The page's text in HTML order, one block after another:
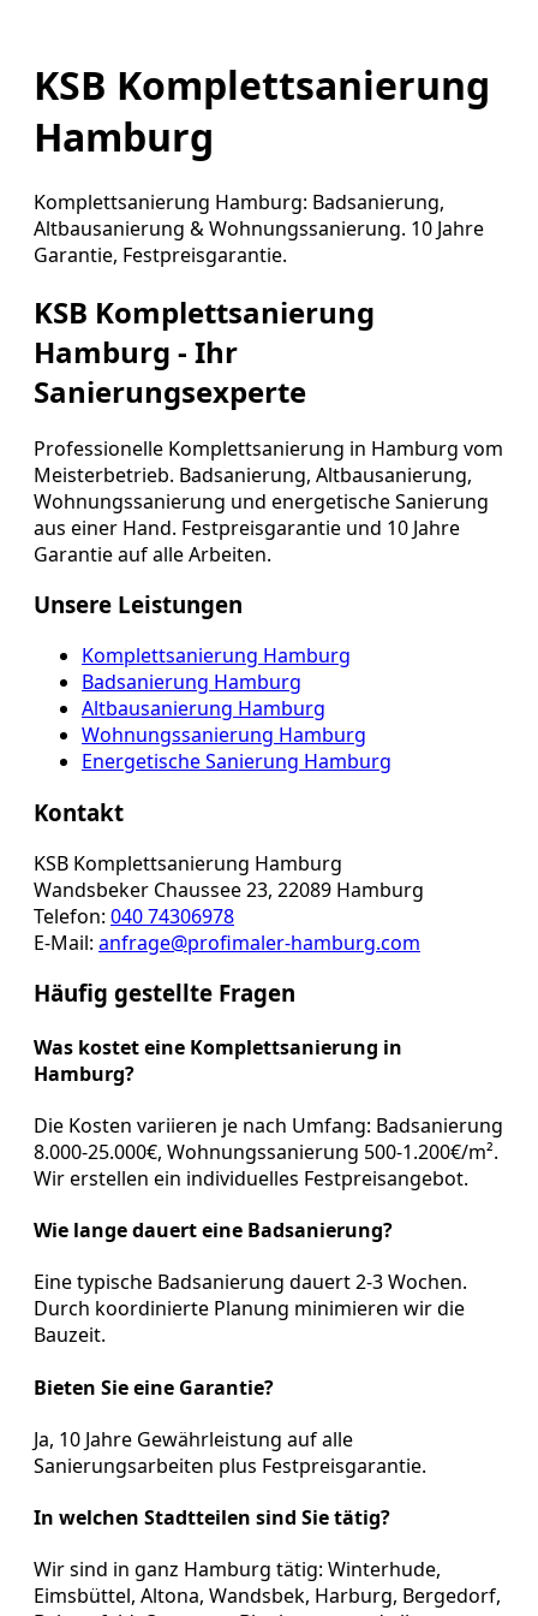
KSB Komplettsanierung
Hamburg
Komplettsanierung Hamburg: Badsanierung,
Altbausanierung & Wohnungssanierung. 10 Jahre
Garantie, Festpreisgarantie.
KSB Komplettsanierung
Hamburg - Ihr
Sanierungsexperte
Professionelle Komplettsanierung in Hamburg vom
Meisterbetrieb. Badsanierung, Altbausanierung,
Wohnungssanierung und energetische Sanierung
aus einer Hand. Festpreisgarantie und 10 Jahre
Garantie auf alle Arbeiten.
Unsere Leistungen
Komplettsanierung Hamburg
Badsanierung Hamburg
Altbausanierung Hamburg
Wohnungssanierung Hamburg
Energetische Sanierung Hamburg
Kontakt
KSB Komplettsanierung Hamburg
Wandsbeker Chaussee 23, 22089 Hamburg
Telefon: 040 74306978
E-Mail: anfrage@profimaler-hamburg.com
Häufig gestellte Fragen
Was kostet eine Komplettsanierung in
Hamburg?
Die Kosten variieren je nach Umfang: Badsanierung
8.000-25.000€, Wohnungssanierung 500-1.200€/m².
Wir erstellen ein individuelles Festpreisangebot.
Wie lange dauert eine Badsanierung?
Eine typische Badsanierung dauert 2-3 Wochen.
Durch koordinierte Planung minimieren wir die
Bauzeit.
Bieten Sie eine Garantie?
Ja, 10 Jahre Gewährleistung auf alle
Sanierungsarbeiten plus Festpreisgarantie.
In welchen Stadtteilen sind Sie tätig?
Wir sind in ganz Hamburg tätig: Winterhude,
Eimsbüttel, Altona, Wandsbek, Harburg, Bergedorf,